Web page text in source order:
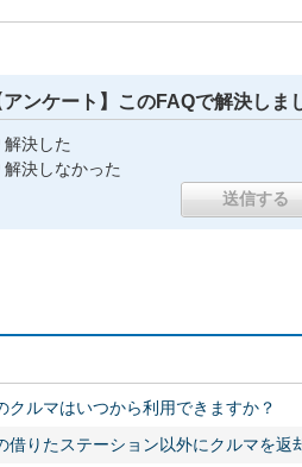
アンケート】このFAQで解決しま
解決した
解決しなかった
クルマはいつから利用できますか？
借りたステーション以外にクルマを返